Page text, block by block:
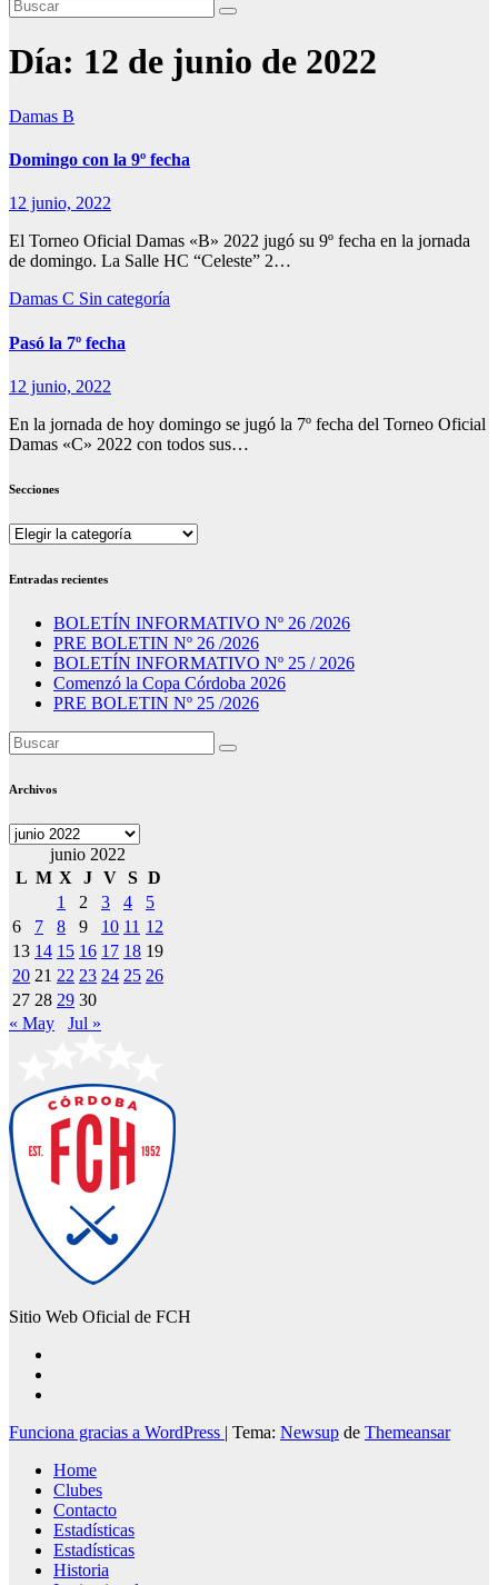
Día: 12 de junio de 2022
Damas B
Domingo con la 9º fecha
12 junio, 2022
El Torneo Oficial Damas «B» 2022 jugó su 9º fecha en la jornada
de domingo. La Salle HC “Celeste” 2…
Damas C Sin categoría
Pasó la 7º fecha
12 junio, 2022
En la jornada de hoy domingo se jugó la 7º fecha del Torneo Oficial
Damas «C» 2022 con todos sus…
Secciones
Secciones
Entradas recientes
BOLETÍN INFORMATIVO Nº 26 /2026
PRE BOLETIN Nº 26 /2026
BOLETÍN INFORMATIVO Nº 25 / 2026
Comenzó la Copa Córdoba 2026
PRE BOLETIN Nº 25 /2026
Archivos
Archivos
junio 2022
L M X J V S D
1
2 3 4
5
6
7 8 9 10 11 12
13 14 15 16 17 18 19
20 21 22 23 24 25 26
27 28 29 30
« May
Jul »
Sitio Web Oficial de FCH
Funciona gracias a WordPress | Tema: Newsup de Themeansar
Home
Clubes
Contacto
Estadísticas
Estadísticas
Historia